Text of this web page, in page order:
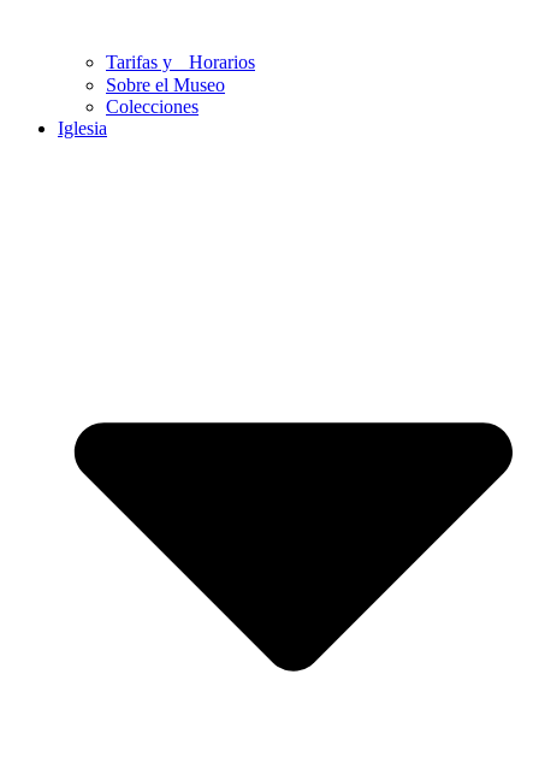
Tarifas y Horarios
Sobre el Museo
Colecciones
Iglesia